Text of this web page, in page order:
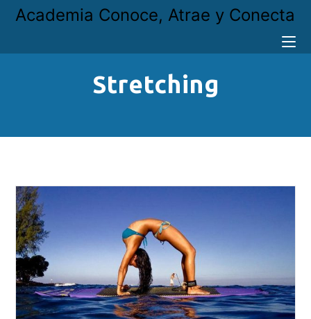
Academia Conoce, Atrae y Conecta
Stretching